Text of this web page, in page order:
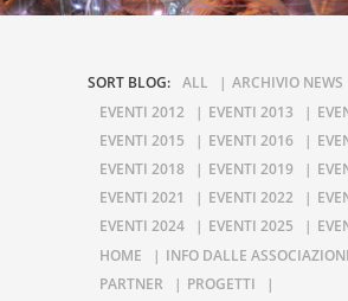
SORT BLOG: ALL
ARCHIVIO NEWS
EVENTI 2012
EVENTI 2013
EVENTI 2015
EVENTI 2016
EVENTI 2018
EVENTI 2019
EVENTI 2021
EVENTI 2022
EVENTI 2024
EVENTI 2025
HOME
INFO DALLE ASSOCIAZIONI
PARTNER
PROGETTI